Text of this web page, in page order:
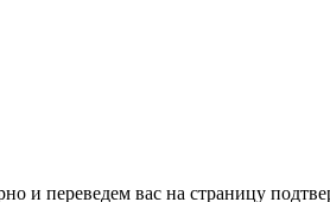
и переведем вас на страницу